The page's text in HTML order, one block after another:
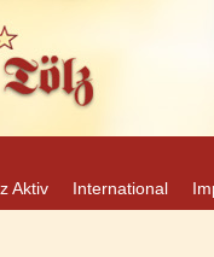
Aktiv International